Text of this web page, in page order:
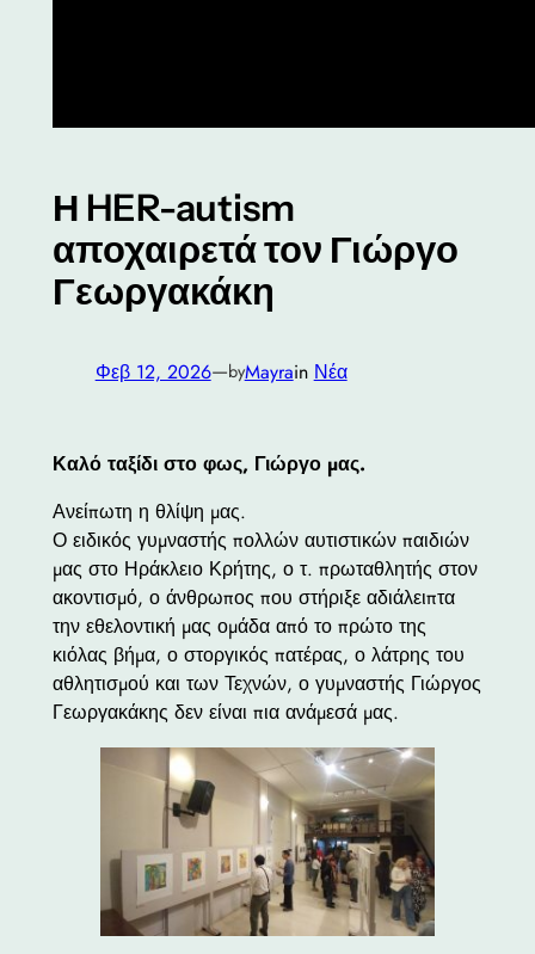
Η HER-autism
αποχαιρετά τον Γιώργο
Γεωργακάκη
Φεβ 12, 2026—byMayrain Νέα
Καλό ταξίδι στο φως, Γιώργο μας.
Ανείπωτη η θλίψη μας.
Ο ειδικός γυμναστής πολλών αυτιστικών παιδιών
μας στο Ηράκλειο Κρήτης, ο τ. πρωταθλητής στον
ακοντισμό, ο άνθρωπος που στήριξε αδιάλειπτα
την εθελοντική μας ομάδα από το πρώτο της
κιόλας βήμα, ο στοργικός πατέρας, ο λάτρης του
αθλητισμού και των Τεχνών, ο γυμναστής Γιώργος
Γεωργακάκης δεν είναι πια ανάμεσά μας.